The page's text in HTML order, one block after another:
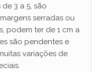
3 a 5, são
serradas ou
podem ter de 1 cm a
são pendentes e
variações de